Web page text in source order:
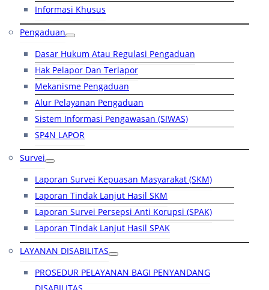
Informasi Khusus
Pengaduan
Dasar Hukum Atau Regulasi Pengaduan
Hak Pelapor Dan Terlapor
Mekanisme Pengaduan
Alur Pelayanan Pengaduan
Sistem Informasi Pengawasan (SIWAS)
SP4N LAPOR
Survei
Laporan Survei Kepuasan Masyarakat (SKM)
Laporan Tindak Lanjut Hasil SKM
Laporan Survei Persepsi Anti Korupsi (SPAK)
Laporan Tindak Lanjut Hasil SPAK
LAYANAN DISABILITAS
PROSEDUR PELAYANAN BAGI PENYANDANG